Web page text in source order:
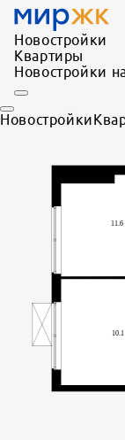
Новостройки
Квартиры
Новостройки
Новостройки